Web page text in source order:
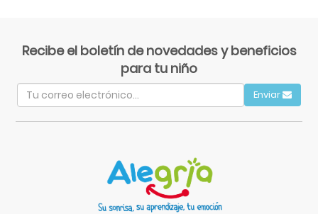
Recibe el boletín de novedades y beneficios
para tu niño
Enviar